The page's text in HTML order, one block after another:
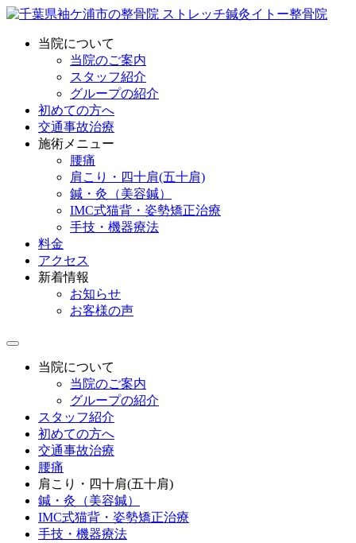
当院について
当院のご案内
スタッフ紹介
グループの紹介
初めての方へ
交通事故治療
施術メニュー
腰痛
肩こり・四十肩(五十肩)
鍼・灸（美容鍼）
IMC式猫背・姿勢矯正治療
手技・機器療法
料金
アクセス
新着情報
お知らせ
お客様の声
当院について
当院のご案内
グループの紹介
スタッフ紹介
初めての方へ
交通事故治療
腰痛
肩こり・四十肩(五十肩)
鍼・灸（美容鍼）
IMC式猫背・姿勢矯正治療
手技・機器療法